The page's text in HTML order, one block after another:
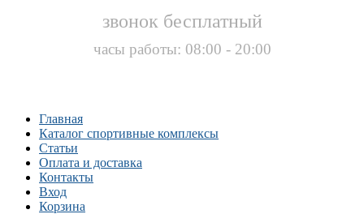
звонок бесплатный
часы работы: 08:00 - 20:00
Главная
Каталог спортивные комплексы
Статьи
Оплата и доставка
Контакты
Вход
Корзина